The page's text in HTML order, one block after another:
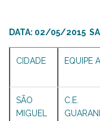
DATA: 02/05/2015
CIDADE EQUIPE A
SÃO
MIGUEL
C.E.
GUARANI